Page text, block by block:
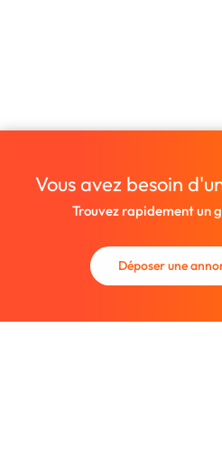
Vous avez besoin
Trouvez rapidement un
Déposer une